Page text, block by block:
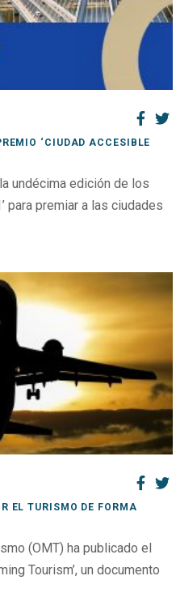
‘CIUDAD ACCESIBLE
undécima edición de los
para premiar a las ciudades
EL TURISMO DE FORMA
(OMT) ha publicado el
Tourism’, un documento